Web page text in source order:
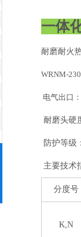
一体
耐磨耐火
WRNM-
电气出口
耐磨头硬
防护等级
主要技术
分度号
K,N